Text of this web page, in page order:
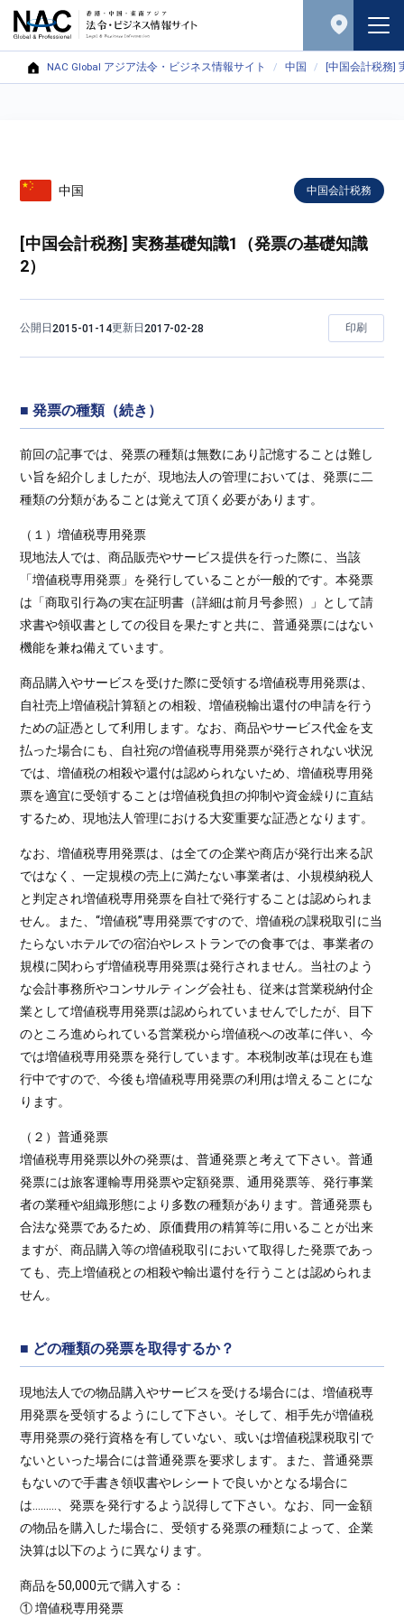
NAC Global アジア法令・ビジネス情報サイト 中国 [中国会計税務]
中国 中国会計税務
[中国会計税務] 実務基礎知識1（発票の基礎知識
2）
公開日2015-01-14更新日2017-02-28 印刷
■ 発票の種類（続き）
前回の記事では、発票の種類は無数にあり記憶することは難し
い旨を紹介しましたが、現地法人の管理においては、発票に二
種類の分類があることは覚えて頂く必要があります。
（１）増値税専用発票
現地法人では、商品販売やサービス提供を行った際に、当該
「増値税専用発票」を発行していることが一般的です。本発票
は「商取引行為の実在証明書（詳細は前月号参照）」として請
求書や領収書としての役目を果たすと共に、普通発票にはない
機能を兼ね備えています。
商品購入やサービスを受けた際に受領する増値税専用発票は、
自社売上増値税計算額との相殺、増値税輸出還付の申請を行う
ための証憑として利用します。なお、商品やサービス代金を支
払った場合にも、自社宛の増値税専用発票が発行されない状況
では、増値税の相殺や還付は認められないため、増値税専用発
票を適宜に受領することは増値税負担の抑制や資金繰りに直結
するため、現地法人管理における大変重要な証憑となります。
なお、増値税専用発票は、は全ての企業や商店が発行出来る訳
ではなく、一定規模の売上に満たない事業者は、小規模納税人
と判定され増値税専用発票を自社で発行することは認められま
せん。また、“増値税”専用発票ですので、増値税の課税取引に当
たらないホテルでの宿泊やレストランでの食事では、事業者の
規模に関わらず増値税専用発票は発行されません。当社のよう
な会計事務所やコンサルティング会社も、従来は営業税納付企
業として増値税専用発票は認められていませんでしたが、目下
のところ進められている営業税から増値税への改革に伴い、今
では増値税専用発票を発行しています。本税制改革は現在も進
行中ですので、今後も増値税専用発票の利用は増えることにな
ります。
（２）普通発票
増値税専用発票以外の発票は、普通発票と考えて下さい。普通
発票には旅客運輸専用発票や定額発票、通用発票等、発行事業
者の業種や組織形態により多数の種類があります。普通発票も
合法な発票であるため、原価費用の精算等に用いることが出来
ますが、商品購入等の増値税取引において取得した発票であっ
ても、売上増値税との相殺や輸出還付を行うことは認められま
せん。
■ どの種類の発票を取得するか？
現地法人での物品購入やサービスを受ける場合には、増値税専
用発票を受領するようにして下さい。そして、相手先が増値税
専用発票の発行資格を有していない、或いは増値税課税取引で
ないといった場合には普通発票を要求します。また、普通発票
もないので手書き領収書やレシートで良いかとなる場合に
は………、発票を発行するよう説得して下さい。なお、同一金額
の物品を購入した場合に、受領する発票の種類によって、企業
決算は以下のように異なります。
商品を50,000元で購入する：
① 増値税専用発票